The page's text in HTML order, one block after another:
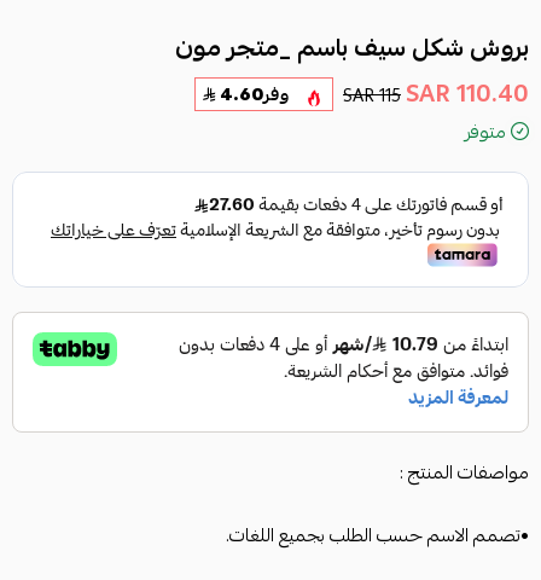
بروش شكل سيف باسم _متجر مون
110.40 SAR
115 SAR وفر4.60
متوفر
مواصفات المنتج :
•تصمم الاسم حسب الطلب بجميع اللغات.